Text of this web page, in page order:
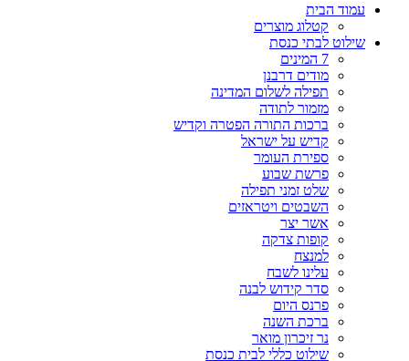
עמוד הבית
קטלוג מוצרים
שילוט לבתי כנסת
7 המינים
מודים דרבנן
תפילה לשלום המדינה
מזמור לתודה
ברכות התורה הפטרה וקדיש
קדיש על ישראל
ספירת העומר
פרשת שבוע
שלט זמני תפילה
השבטים ויטראזים
אשר יצר
קופות צדקה
למנצח
עלינו לשבח
סדר קידוש לבנה
פרנס היום
ברכת השנה
נר זיכרון מואר
שילוט כללי לבית כנסת